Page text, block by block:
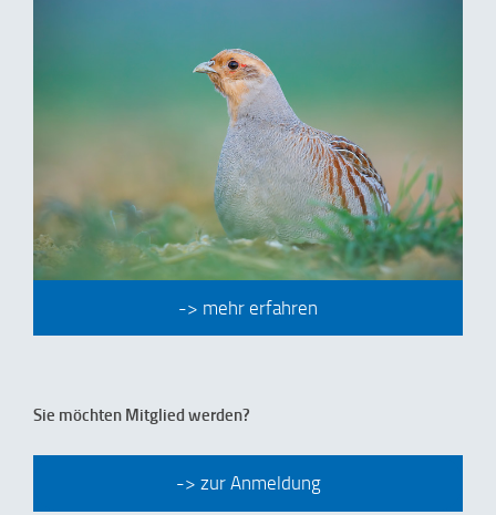
-> mehr erfahren
Sie möchten Mitglied werden?
-> zur Anmeldung